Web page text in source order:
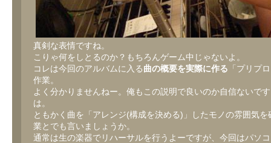
真剣な表情ですね。
こりゃ何をしとるのか？もちろんゲーム中じゃないよ。
コレは今回のアルバムに入る曲の概要を実際に作る 「プリプ
作業。
よく分かりませんねー。俺もこの説明で良いのか自信ないで
は。
ともかく曲を「アレンジ(構成を決める)」したモノの雰囲気を
業とでも言いましょうか。
通常は生の楽器でリハーサルを行うよーですが、今回はパソ